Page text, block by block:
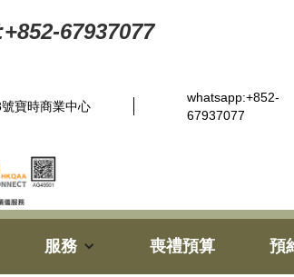
67937077
寶時商業中心
whatsapp:+852-
67937077
服務 喪禮預算 預